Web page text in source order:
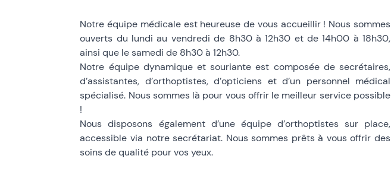
Bienvenue au
Centre Atlas Vision
à l’Isle sur la Sorgue
et
à Carpentras
Notre équipe médicale est heureuse de vous accueillir ! Nous sommes
ouverts du lundi au vendredi de 8h30 à 12h30 et de 14h00 à 18h30,
ainsi que le samedi de 8h30 à 12h30.
Notre équipe dynamique et souriante est composée de secrétaires,
d’assistantes, d’orthoptistes, d’opticiens et d’un personnel médical
spécialisé. Nous sommes là pour vous offrir le meilleur service possible
!
Nous disposons également d’une équipe d’orthoptistes sur place,
accessible via notre secrétariat. Nous sommes prêts à vous offrir des
soins de qualité pour vos yeux.